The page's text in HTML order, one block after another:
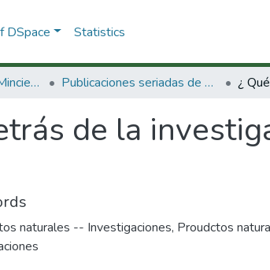
DSpace Statistics
3.2.2. Publicaciones Minciencias Publicaciones seriadas de Minciencias
de la
naturales -- Investigaciones, Proudctos